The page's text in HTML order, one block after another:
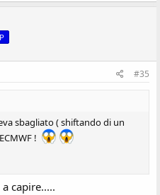
#35
sbagliato ( shiftando di un
!
capire.....